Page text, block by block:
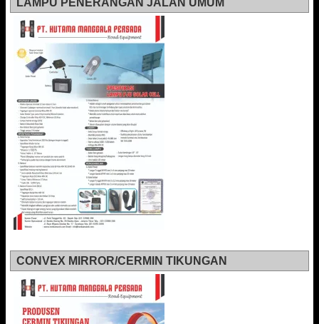
LAMPU PENERANGAN JALAN UMUM
CONVEX MIRROR/CERMIN TIKUNGAN